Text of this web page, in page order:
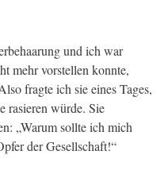
und ich war
mehr vorstellen konnte,
fragte ich sie eines Tages,
rasieren würde. Sie
„Warum sollte ich mich
der Gesellschaft!“